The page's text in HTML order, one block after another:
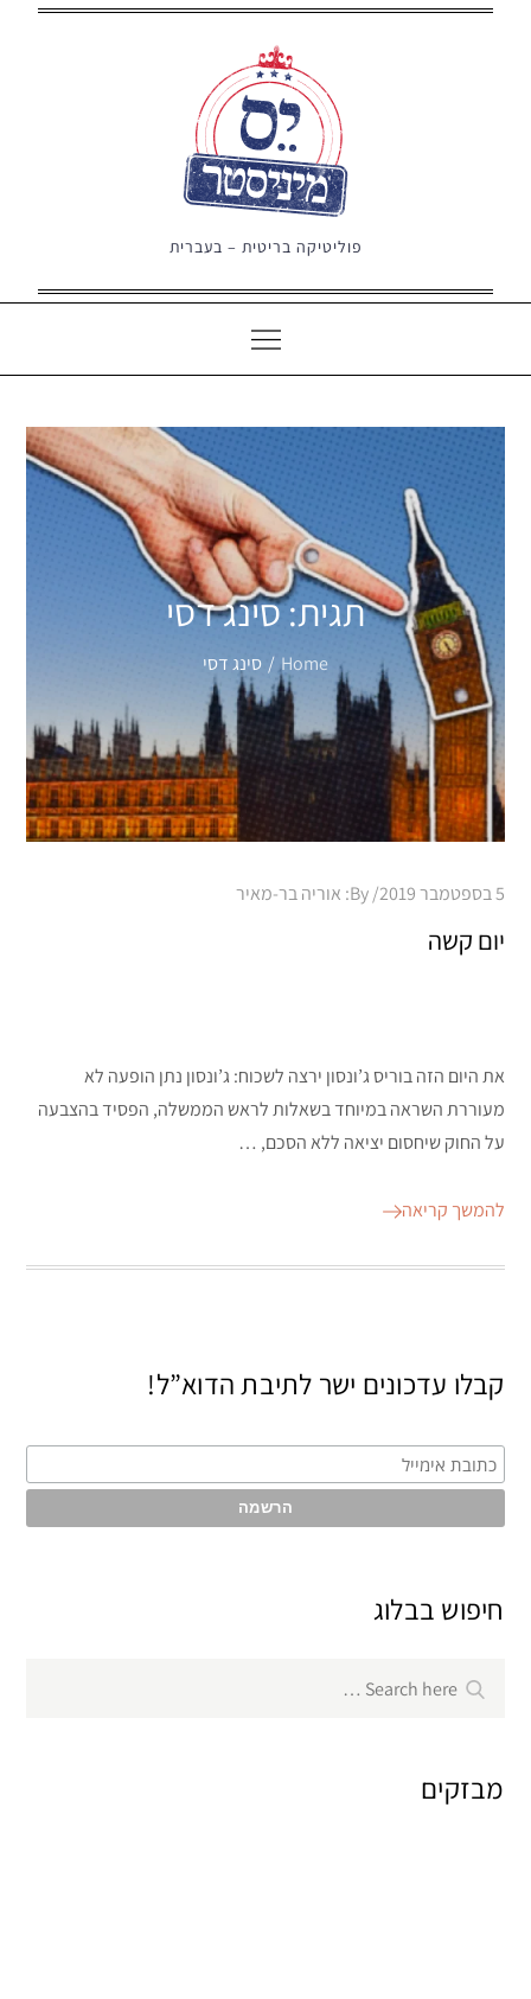
פוליטיקה בריטית – בעברית
תגית:סינג דסי
Home סינג דסי
Posted
5 בספטמבר 2019 By: אוריה בר-מאיר
יום קשה
את היום הזה בוריס ג’ונסון ירצה לשכוח: ג’ונסון נתן הופעה לא
מעוררת השראה במיוחד בשאלות לראש הממשלה, הפסיד בהצבעה
על החוק שיחסום יציאה ללא הסכם, …
להמשך קריאה
קבלו עדכונים ישר לתיבת הדוא”ל!
חיפוש בבלוג
for:
Search
מבזקים